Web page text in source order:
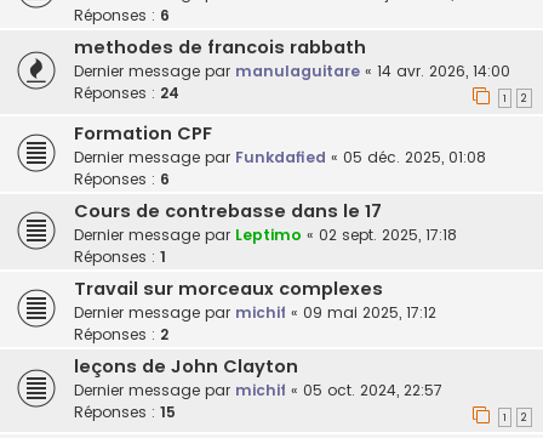
Réponses : 6
methodes de francois rabbath
Dernier message par manulaguitare « 14 avr. 2026, 14:00
Réponses : 24 1 2
Formation CPF
Dernier message par Funkdafied « 05 déc. 2025, 01:08
Réponses : 6
Cours de contrebasse dans le 17
Dernier message par Leptimo « 02 sept. 2025, 17:18
Réponses : 1
Travail sur morceaux complexes
Dernier message par michif « 09 mai 2025, 17:12
Réponses : 2
leçons de John Clayton
Dernier message par michif « 05 oct. 2024, 22:57
Réponses : 15 1 2